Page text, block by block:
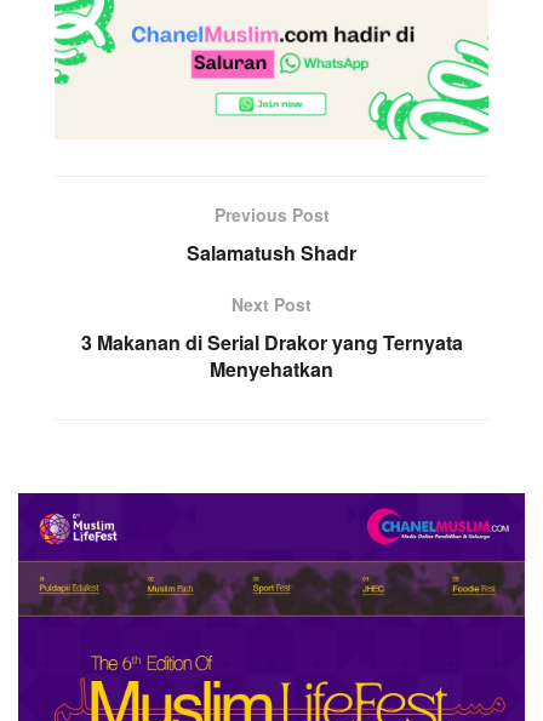
Previous Post
Salamatush Shadr
Next Post
3 Makanan di Serial Drakor yang Ternyata
Menyehatkan